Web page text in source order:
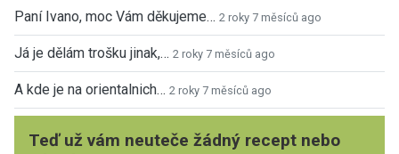
Paní Ivano, moc Vám děkujeme… 2 roky 7 měsíců ago
Já je dělám trošku jinak,… 2 roky 7 měsíců ago
A kde je na orientalnich… 2 roky 7 měsíců ago
Teď už vám neuteče žádný recept nebo